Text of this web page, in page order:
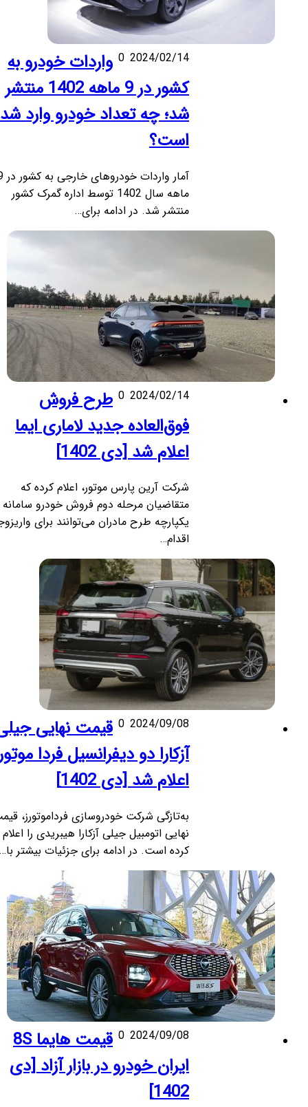
2024/02/14
0 واردات خودرو به
کشور در 9 ماهه 1402 منتشر
شد؛ چه تعداد خودرو وارد شده
است؟
آمار واردات خودروهای خارجی به کشور در 9
ماهه سال 1402 توسط اداره گمرک کشور
منتشر شد. در ادامه برای…
2024/02/14
0 طرح فروش
فوق‌العاده جدید لاماری ایما
اعلام شد [دی 1402]
شرکت آرین پارس موتور، اعلام کرده که
متقاضیان مرحله دوم فروش خودرو سامانه
یکپارچه طرح مادران می‌توانند برای واریزوجه
اقدام…
2024/09/08
0 قیمت نهایی جیلی
آزکارا دو دیفرانسیل فردا موتورز
اعلام شد [دی 1402]
به‌تازگی شرکت خودروسازی فرداموتورز، قیمت
نهایی اتومبیل جیلی آزکارا هیبریدی را اعلام
کرده است. در ادامه برای جزئیات بیشتر با…
2024/09/08
0
قیمت هایما 8S
ایران خودرو در بازار آزاد [دی
1402]